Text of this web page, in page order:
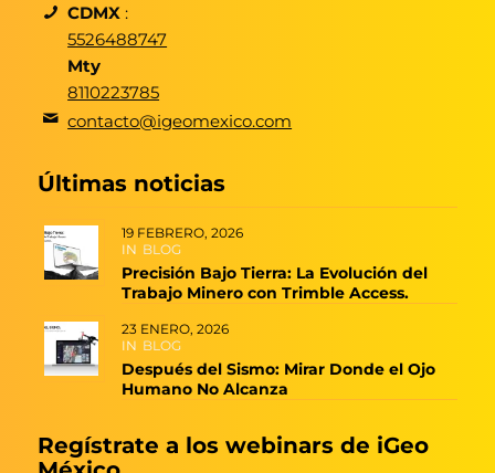
CDMX :
5526488747
Mty
8110223785
contacto@igeomexico.com
Últimas noticias
19 FEBRERO, 2026
IN BLOG
Precisión Bajo Tierra: La Evolución del
Trabajo Minero con Trimble Access.
23 ENERO, 2026
IN BLOG
Después del Sismo: Mirar Donde el Ojo
Humano No Alcanza
Regístrate a los webinars de iGeo